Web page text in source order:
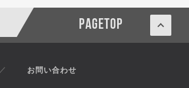
PAGETOP
お問い合わせ